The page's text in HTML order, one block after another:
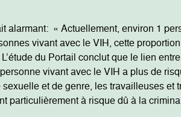
« Actuellement, environ 1
vivant avec le VIH, cette
du Portail conclut que le lien
vivant avec le VIH a plus de
et de genre, les travailleuses
à risque dû à la